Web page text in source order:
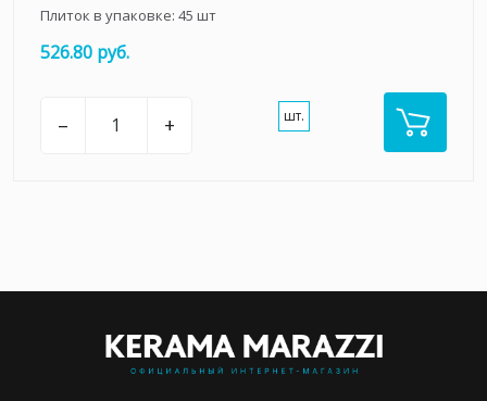
Плиток в упаковке: 45 шт
526.80 руб.
– + шт.